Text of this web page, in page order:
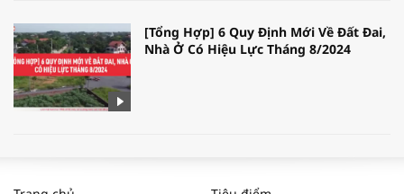
[Tổng Hợp] 6 Quy Định Mới Về Đất Đai,
Nhà Ở Có Hiệu Lực Tháng 8/2024
NAM NĂM 2024 VÀ NĂM 2025 | NHỊP